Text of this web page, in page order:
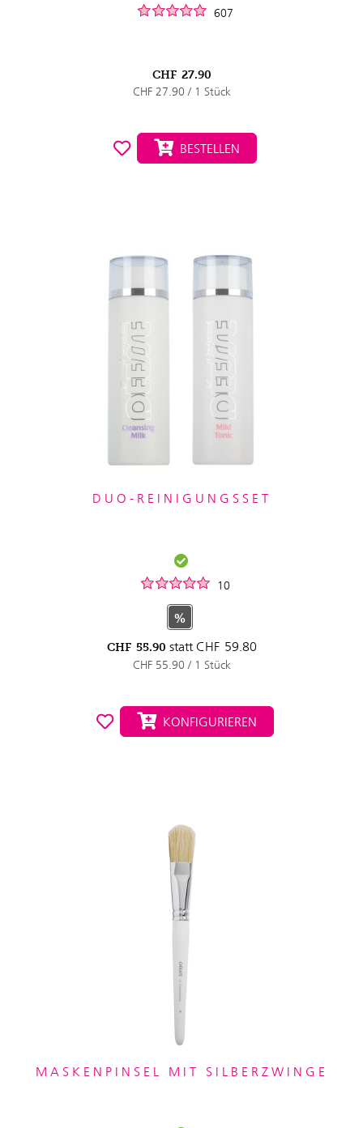
607
CHF 27.90
CHF 27.90 / 1 Stück
BESTELLEN
DUO-REINIGUNGSSET
10
%
CHF 55.90 statt CHF 59.80
CHF 55.90 / 1 Stück
KONFIGURIEREN
MASKENPINSEL MIT SILBERZWINGE